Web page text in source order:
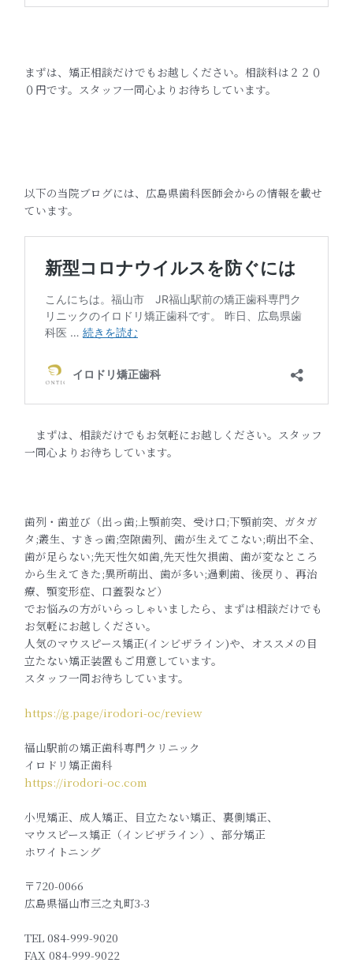
まずは、矯正相談だけでもお越しください。相談料は２２０
０円です。スタッフ一同心よりお待ちしています。
以下の当院ブログには、広島県歯科医師会からの情報を載せ
ています。
まずは、相談だけでもお気軽にお越しください。スタッフ
一同心よりお待ちしています。
歯列・歯並び（出っ歯;上顎前突、受け口;下顎前突、ガタガ
タ;叢生、すきっ歯;空隙歯列、歯が生えてこない;萌出不全、
歯が足らない;先天性欠如歯,先天性欠損歯、歯が変なところ
から生えてきた;異所萌出、歯が多い;過剰歯、後戻り、再治
療、顎変形症、口蓋裂など）
でお悩みの方がいらっしゃいましたら、まずは相談だけでも
お気軽にお越しください。
人気のマウスピース矯正(インビザライン)や、オススメの目
立たない矯正装置もご用意しています。
スタッフ一同お待ちしています。
https://g.page/irodori-oc/review
福山駅前の矯正歯科専門クリニック
イロドリ矯正歯科
https://irodori-oc.com
小児矯正、成人矯正、目立たない矯正、裏側矯正、
マウスピース矯正（インビザライン）、部分矯正
ホワイトニング
〒720-0066
広島県福山市三之丸町3-3
TEL 084-999-9020
FAX 084-999-9022